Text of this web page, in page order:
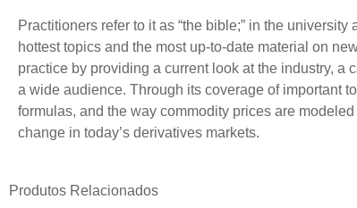
Practitioners refer to it as “the bible;” in the
hottest topics and the most up-to-date material on
practice by providing a current look at the industry,
a wide audience. Through its coverage of important
formulas, and the way commodity prices are
change in today’s derivatives markets.
Produtos Relacionados